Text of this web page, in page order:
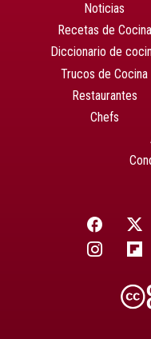
Noticias
Recetas de Cocina
Diccionario de
Trucos de Cocina
Restaurantes
Chefs